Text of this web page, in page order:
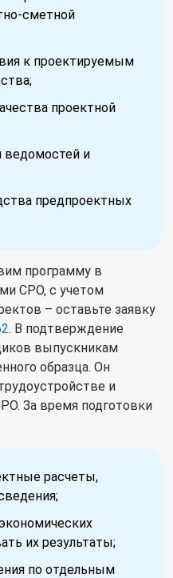
сметной
к проектируемым
проектной
ведомостей и
предпроектных
программу в
СРО, с учетом
– оставьте заявку
. В подтверждение
выпускникам
образца. Он
и
За время подготовки
расчеты,
их результаты;
по отдельным